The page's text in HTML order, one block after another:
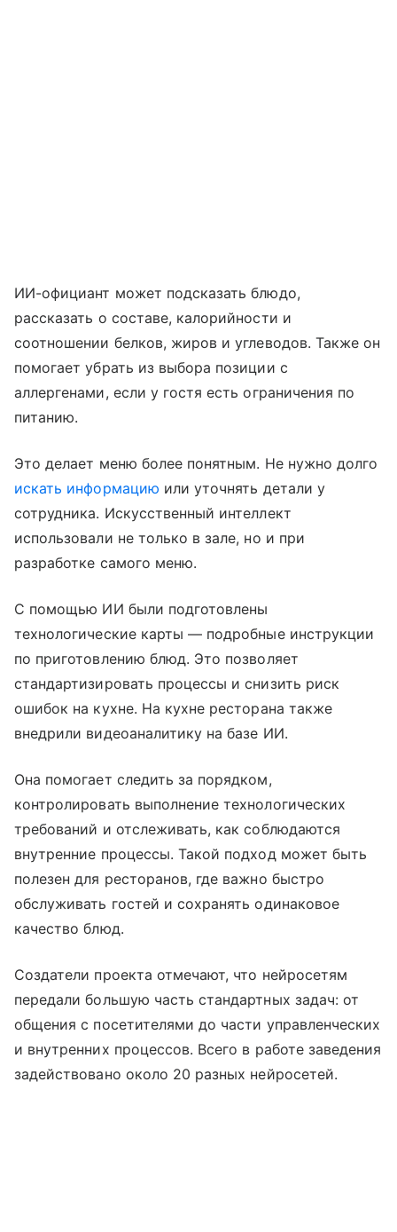
ИИ-официант может подсказать блюдо,
рассказать о составе, калорийности и
соотношении белков, жиров и углеводов. Также он
помогает убрать из выбора позиции с
аллергенами, если у гостя есть ограничения по
питанию.
Это делает меню более понятным. Не нужно долго
искать информацию или уточнять детали у
сотрудника. Искусственный интеллект
использовали не только в зале, но и при
разработке самого меню.
С помощью ИИ были подготовлены
технологические карты — подробные инструкции
по приготовлению блюд. Это позволяет
стандартизировать процессы и снизить риск
ошибок на кухне. На кухне ресторана также
внедрили видеоаналитику на базе ИИ.
Она помогает следить за порядком,
контролировать выполнение технологических
требований и отслеживать, как соблюдаются
внутренние процессы. Такой подход может быть
полезен для ресторанов, где важно быстро
обслуживать гостей и сохранять одинаковое
качество блюд.
Создатели проекта отмечают, что нейросетям
передали большую часть стандартных задач: от
общения с посетителями до части управленческих
и внутренних процессов. Всего в работе заведения
задействовано около 20 разных нейросетей.